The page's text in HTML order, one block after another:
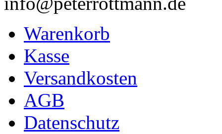
Warenkorb
Kasse
Versandkosten
AGB
Datenschutz